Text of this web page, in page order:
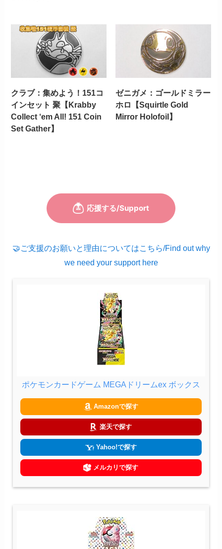
クラブ：集めよう！151コ
インセット 聚【Krabby
Collect ‘em All! 151 Coin
Set Gather】
ゼニガメ：ゴールドミラー
ホロ【Squirtle Gold
Mirror Holofoil】
🤝ご支援のお願いと理由についてはこちら/Find out why
we need your support here
ポケモンカードゲーム MEGAドリームex ボックス
Amazonで探す
楽天で探す
Yahoo!で探す
メルカリで探す